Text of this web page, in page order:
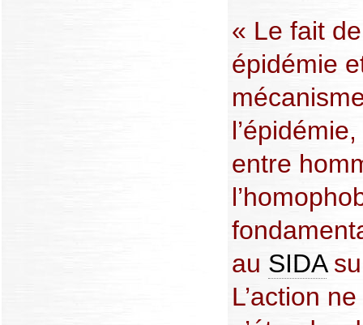
« Le fait
épidémie
entre
au SIDA
L’action